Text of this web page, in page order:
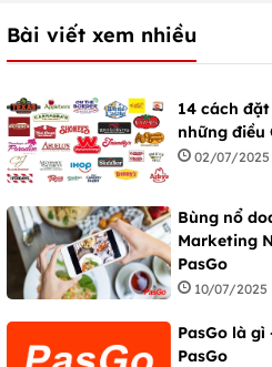
Bài viết xem nhiều
14 cách
những điều
02/07/2025
Bùng nổ
Marketing
PasGo
10/07/2025
PasGo là
PasGo